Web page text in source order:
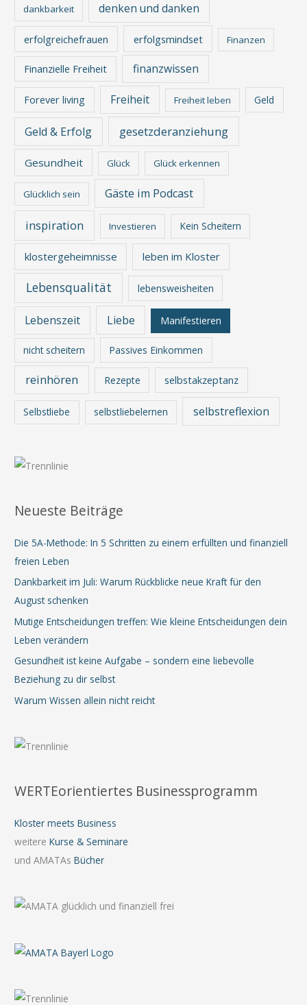
dankbarkeit denken und danken
erfolgreichefrauen erfolgsmindset Finanzen
Finanzielle Freiheit finanzwissen
Forever living Freiheit Freiheit leben Geld
Geld & Erfolg gesetzderanziehung
Gesundheit Glück Glück erkennen
Glücklich sein Gäste im Podcast
inspiration Investieren Kein Scheitern
klostergeheimnisse leben im Kloster
Lebensqualität lebensweisheiten
Lebenszeit Liebe Manifestieren
nicht scheitern Passives Einkommen
reinhören Rezepte selbstakzeptanz
Selbstliebe selbstliebelernen selbstreflexion
Neueste Beiträge
Die 5A-Methode: In 5 Schritten zu einem erfüllten und finanziell
freien Leben
Dankbarkeit im Juli: Warum Rückblicke neue Kraft für den
August schenken
Mutige Entscheidungen treffen: Wie kleine Entscheidungen dein
Leben verändern
Gesundheit ist keine Aufgabe – sondern eine liebevolle
Beziehung zu dir selbst
Warum Wissen allein nicht reicht
WERTEorientiertes Businessprogramm
Kloster meets Business
weitereKurse & Seminare
und AMATAsBücher